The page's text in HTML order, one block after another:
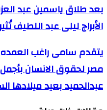
طلاق
ياسمين
عبد
واحمد
العوضى
خبيرة
ليلى
اللطيف
بعد طلاق ياسمين عبد
الأبراج ليلى عبد اللطيف
‏يتقدم
سامى
راغب
العمده
المستشار
‏يتقدم سامى راغب
مصر لحقوق الانسان بأجمل
عبدالحميد بعيد ميلادها